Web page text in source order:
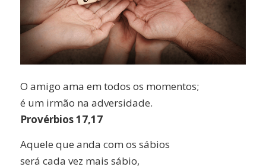
O amigo ama em todos os momentos;
é um irmão na adversidade.
Provérbios 17,17
Aquele que anda com os sábios
será cada vez mais sábio,